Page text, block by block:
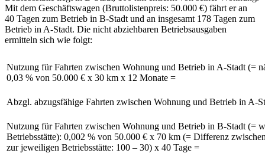
Mit dem Geschäftswagen (Bruttolistenpreis: 50.000 €) fährt er an
40 Tagen zum Betrieb in B-Stadt und an insgesamt 178 Tagen zum
Betrieb in A-Stadt. Die nicht abziehbaren Betriebsausgaben
ermitteln sich wie folgt:
Nutzung für Fahrten zwischen Wohnung und Betrieb in A-Stadt (=
0,03 % von 50.000 € x 30 km x 12 Monate =
Abzgl. abzugsfähige Fahrten zwischen Wohnung und Betrieb in A-
Nutzung für Fahrten zwischen Wohnung und Betrieb in B-Stadt (=
Betriebsstätte): 0,002 % von 50.000 € x 70 km (= Differenz
zur jeweiligen Betriebsstätte: 100 – 30) x 40 Tage =